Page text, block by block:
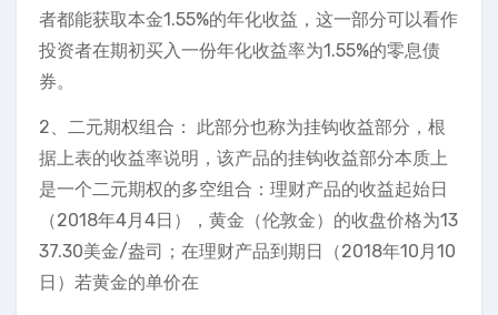
者都能获取本金1.55%的年化收益，这一部分可以看作
投资者在期初买入一份年化收益率为1.55%的零息债
券。
2、二元期权组合： 此部分也称为挂钩收益部分，根
据上表的收益率说明，该产品的挂钩收益部分本质上
是一个二元期权的多空组合：理财产品的收益起始日
（2018年4月4日），黄金（伦敦金）的收盘价格为13
37.30美金/盎司；在理财产品到期日（2018年10月10
日）若黄金的单价在